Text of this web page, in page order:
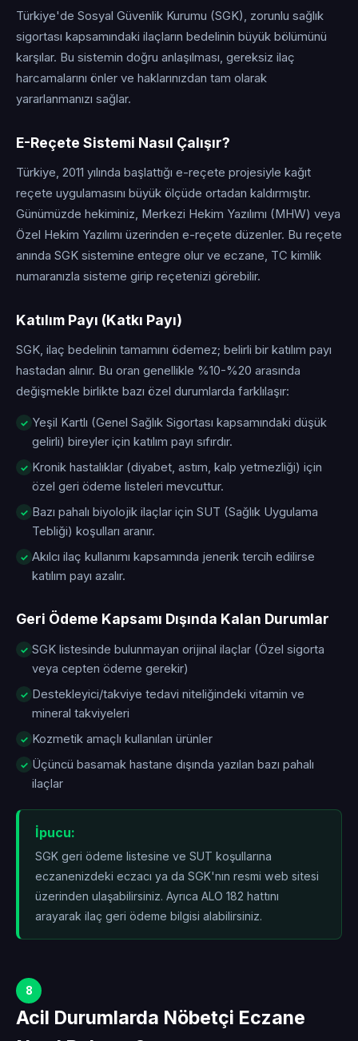
Türkiye'de Sosyal Güvenlik Kurumu (SGK), zorunlu sağlık
sigortası kapsamındaki ilaçların bedelinin büyük bölümünü
karşılar. Bu sistemin doğru anlaşılması, gereksiz ilaç
harcamalarını önler ve haklarınızdan tam olarak
yararlanmanızı sağlar.
E-Reçete Sistemi Nasıl Çalışır?
Türkiye, 2011 yılında başlattığı e-reçete projesiyle kağıt
reçete uygulamasını büyük ölçüde ortadan kaldırmıştır.
Günümüzde hekiminiz, Merkezi Hekim Yazılımı (MHW) veya
Özel Hekim Yazılımı üzerinden e-reçete düzenler. Bu reçete
anında SGK sistemine entegre olur ve eczane, TC kimlik
numaranızla sisteme girip reçetenizi görebilir.
Katılım Payı (Katkı Payı)
SGK, ilaç bedelinin tamamını ödemez; belirli bir katılım payı
hastadan alınır. Bu oran genellikle %10-%20 arasında
değişmekle birlikte bazı özel durumlarda farklılaşır:
Yeşil Kartlı (Genel Sağlık Sigortası kapsamındaki düşük
gelirli) bireyler için katılım payı sıfırdır.
Kronik hastalıklar (diyabet, astım, kalp yetmezliği) için
özel geri ödeme listeleri mevcuttur.
Bazı pahalı biyolojik ilaçlar için SUT (Sağlık Uygulama
Tebliği) koşulları aranır.
Akılcı ilaç kullanımı kapsamında jenerik tercih edilirse
katılım payı azalır.
Geri Ödeme Kapsamı Dışında Kalan Durumlar
SGK listesinde bulunmayan orijinal ilaçlar (Özel sigorta
veya cepten ödeme gerekir)
Destekleyici/takviye tedavi niteliğindeki vitamin ve
mineral takviyeleri
Kozmetik amaçlı kullanılan ürünler
Üçüncü basamak hastane dışında yazılan bazı pahalı
ilaçlar
İpucu:
SGK geri ödeme listesine ve SUT koşullarına
eczanenizdeki eczacı ya da SGK'nın resmi web sitesi
üzerinden ulaşabilirsiniz. Ayrıca ALO 182 hattını
arayarak ilaç geri ödeme bilgisi alabilirsiniz.
8
Acil Durumlarda Nöbetçi Eczane